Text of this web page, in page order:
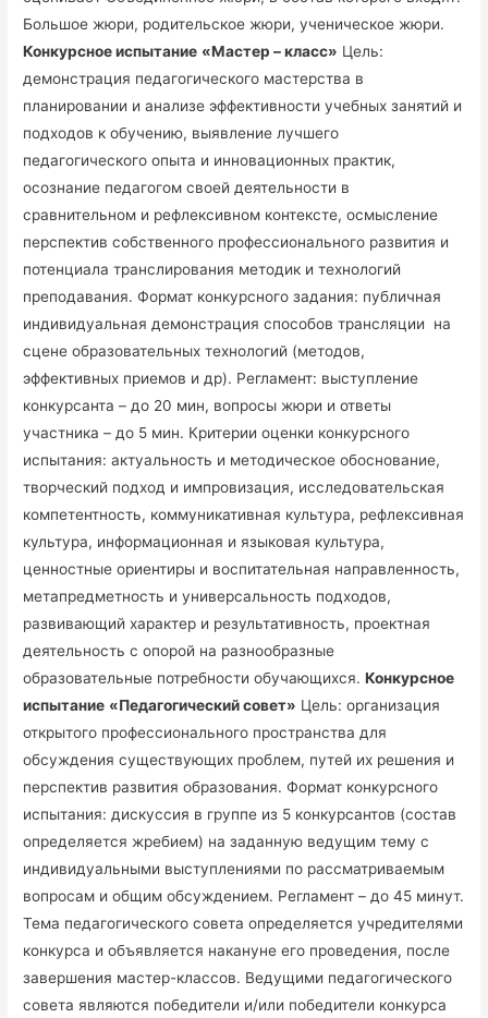
Большое жюри, родительское жюри, ученическое жюри.
Конкурсное испытание «Мастер – класс» Цель:
демонстрация педагогического мастерства в
планировании и анализе эффективности учебных занятий и
подходов к обучению, выявление лучшего
педагогического опыта и инновационных практик,
осознание педагогом своей деятельности в
сравнительном и рефлексивном контексте, осмысление
перспектив собственного профессионального развития и
потенциала транслирования методик и технологий
преподавания. Формат конкурсного задания: публичная
индивидуальная демонстрация способов трансляции на
сцене образовательных технологий (методов,
эффективных приемов и др). Регламент: выступление
конкурсанта – до 20 мин, вопросы жюри и ответы
участника – до 5 мин. Критерии оценки конкурсного
испытания: актуальность и методическое обоснование,
творческий подход и импровизация, исследовательская
компетентность, коммуникативная культура, рефлексивная
культура, информационная и языковая культура,
ценностные ориентиры и воспитательная направленность,
метапредметность и универсальность подходов,
развивающий характер и результативность, проектная
деятельность с опорой на разнообразные
образовательные потребности обучающихся.Конкурсное
испытание «Педагогический совет» Цель: организация
открытого профессионального пространства для
обсуждения существующих проблем, путей их решения и
перспектив развития образования. Формат конкурсного
испытания: дискуссия в группе из 5 конкурсантов (состав
определяется жребием) на заданную ведущим тему с
индивидуальными выступлениями по рассматриваемым
вопросам и общим обсуждением. Регламент – до 45 минут.
Тема педагогического совета определяется учредителями
конкурса и объявляется накануне его проведения, после
завершения мастер-классов. Ведущими педагогического
совета являются победители и/или победители конкурса